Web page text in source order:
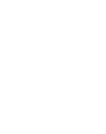
再審を開始すべき
にDNA型鑑定の信ぴ
付いた衣類をみそタ
がみそタンクに入れ
いて審理が尽くされ
)332号
は、血液を付着させ
かった」とする実験
側が反論する意見書
を指摘、さらなる説
察側が1年2か月続
いの確認作業に立ち
いる」という(静岡